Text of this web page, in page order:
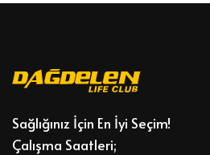
Sağlığınız İçin En İyi Seçim!
Çalışma Saatleri;